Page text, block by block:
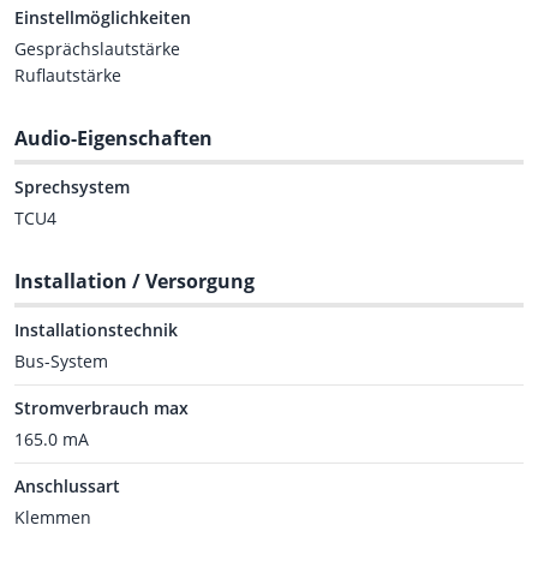
Einstellmöglichkeiten
Gesprächslautstärke
Ruflautstärke
Audio-Eigenschaften
Sprechsystem
TCU4
Installation / Versorgung
Installationstechnik
Bus-System
Stromverbrauch max
165.0 mA
Anschlussart
Klemmen